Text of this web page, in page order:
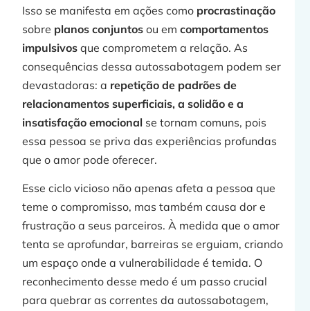
Isso se manifesta em ações como procrastinação
sobre planos conjuntos ou emcomportamentos
impulsivos que comprometem a relação. As
consequências dessa autossabotagem podem ser
devastadoras: a repetição de padrões de
relacionamentos superficiais, a solidão e a
insatisfação emocional se tornam comuns, pois
essa pessoa se priva das experiências profundas
que o amor pode oferecer.
Esse ciclo vicioso não apenas afeta a pessoa que
teme o compromisso, mas também causa dor e
frustração a seus parceiros. À medida que o amor
tenta se aprofundar, barreiras se erguiam, criando
um espaço onde a vulnerabilidade é temida. O
reconhecimento desse medo é um passo crucial
para quebrar as correntes da autossabotagem,